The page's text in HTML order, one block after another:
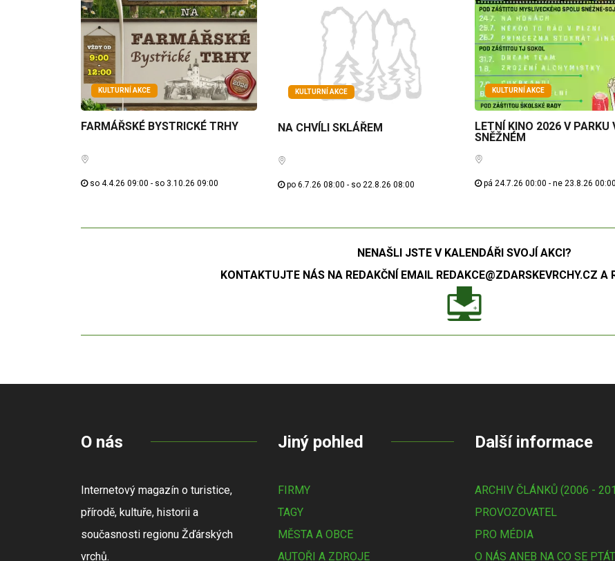
KULTURNÍ AKCE
FARMÁŘSKÉ BYSTRICKÉ TRHY
so 4.4.26 09:00 - so 3.10.26 09:00
KULTURNÍ AKCE
NA CHVÍLI SKLÁŘEM
po 6.7.26 08:00 - so 22.8.26 08:00
KULTURNÍ AKCE
LETNÍ KINO 2026 V PARKU
SNĚŽNÉM
pá 24.7.26 00:00 - ne 23.8.26 00:00
NENAŠLI JSTE V KALENDÁŘI SVOJÍ AKCI?
KONTAKTUJTE NÁS NA REDAKČNÍ EMAIL REDAKCE@ZDARSKEVRCHY.CZ A
O nás
Internetový magazín o turistice,
přírodě, kultuře, historii a
současnosti regionu Žďárských
vrchů.
Jiný pohled
FIRMY
TAGY
MĚSTA A OBCE
AUTOŘI A ZDROJE
Další informace
ARCHIV ČLÁNKŮ (2006 -
PROVOZOVATEL
PRO MÉDIA
O NÁS ANEB NA CO SE